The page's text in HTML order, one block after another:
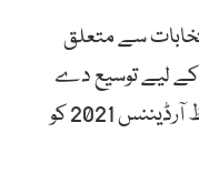
سے متعلق
دوسری ترمیم کو 120 دن کے لیے توسیع دے
دی۔ قومی اسمبلی نے والدین کے تحفظ آرڈیننس 2021 کو